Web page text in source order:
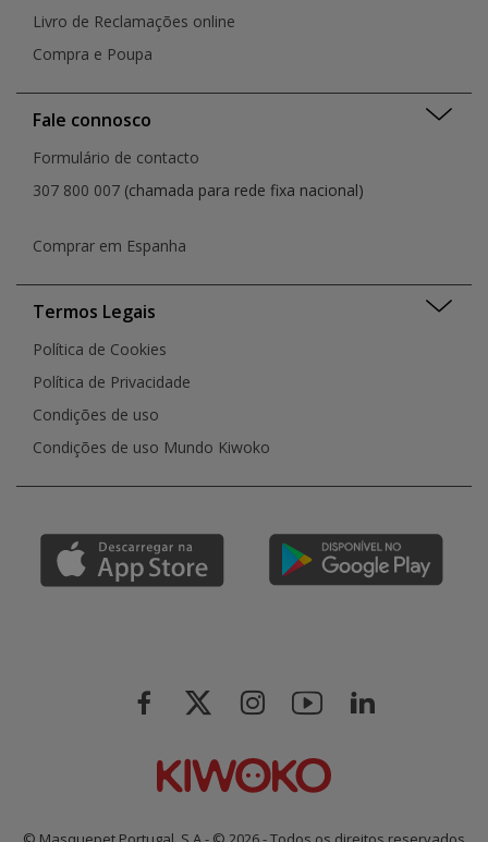
Livro de Reclamações online
Compra e Poupa
Fale connosco
Formulário de contacto
307 800 007 (chamada para rede fixa nacional)
Comprar em Espanha
Termos Legais
Política de Cookies
Política de Privacidade
Condições de uso
Condições de uso Mundo Kiwoko